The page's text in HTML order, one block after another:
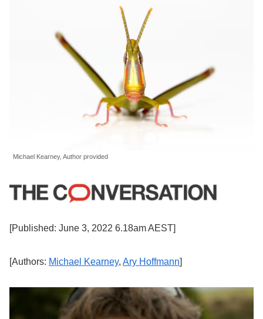
Michael Kearney, Author provided
[Published: June 3, 2022 6.18am AEST]
[Authors: Michael Kearney, Ary Hoffmann]